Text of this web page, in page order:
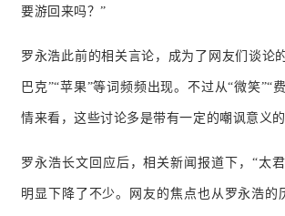
要游回来吗？”
罗永浩此前的相关言论，成为了网友们谈论
巴克”“苹果”等词频频出现。 不过从“微笑”“
情来看，这些讨论多是带有一定的嘲讽意义的
罗永浩长文回应后，相关新闻报道下，“太
明显下降了不少。 网友的焦点也从罗永浩的